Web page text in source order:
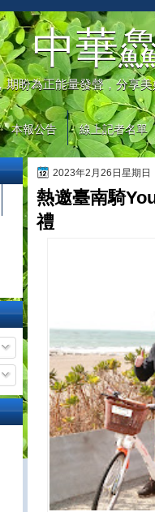
中華
期盼為正能量發聲，分享
本報公告 線上記者名單
2023年2月26日星期日
熱邀臺南騎
禮